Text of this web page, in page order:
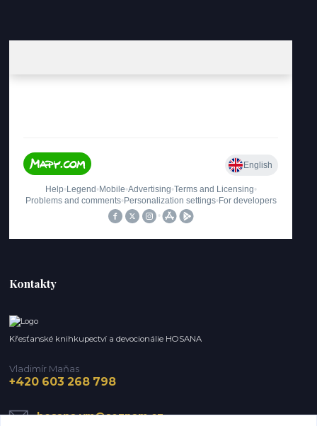
Kontakty
Křesťanské knihkupectví a devocionálie HOSANA
Vladimír Maňas
+420 603 268 798
hosana.vm@seznam.cz